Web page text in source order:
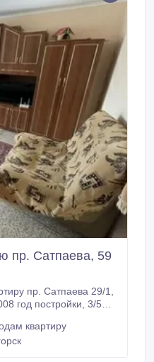
пр. Сатпаева, 59
пр. Сатпаева 29/1,
постройки, 3/5
квартиру